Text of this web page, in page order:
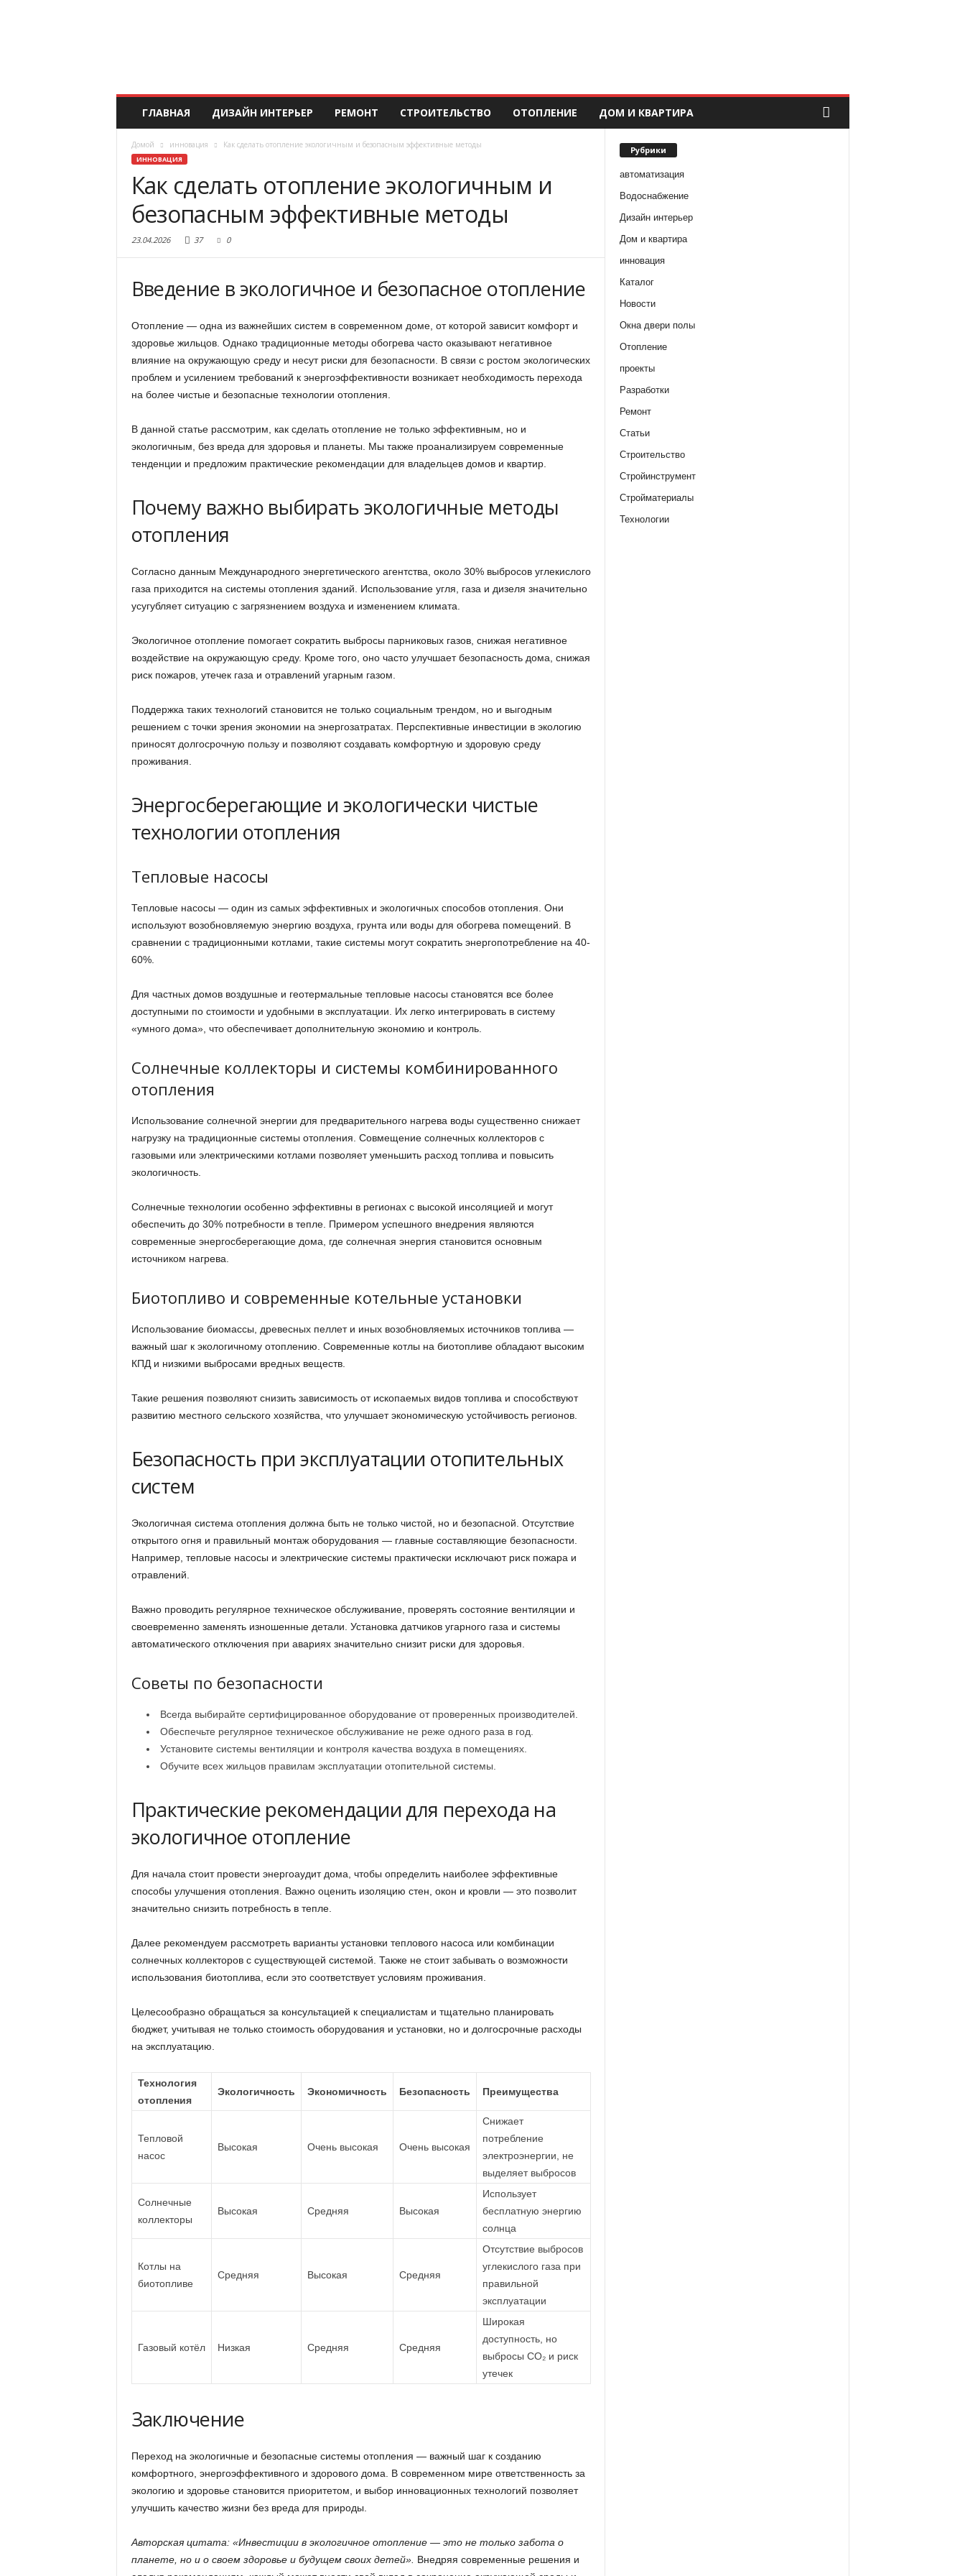
ГЛАВНАЯ ДИЗАЙН ИНТЕРЬЕР РЕМОНТ СТРОИТЕЛЬСТВО ОТОПЛЕНИЕ ДОМ И КВАРТИРА
Домой инновация Как сделать отопление экологичным и безопасным эффективные методы
ИННОВАЦИЯ
Как сделать отопление экологичным и
безопасным эффективные методы
23.04.2026 37 0
Введение в экологичное и безопасное отопление
Отопление — одна из важнейших систем в современном доме, от которой зависит комфорт и
здоровье жильцов. Однако традиционные методы обогрева часто оказывают негативное
влияние на окружающую среду и несут риски для безопасности. В связи с ростом экологических
проблем и усилением требований к энергоэффективности возникает необходимость перехода
на более чистые и безопасные технологии отопления.
В данной статье рассмотрим, как сделать отопление не только эффективным, но и
экологичным, без вреда для здоровья и планеты. Мы также проанализируем современные
тенденции и предложим практические рекомендации для владельцев домов и квартир.
Почему важно выбирать экологичные методы
отопления
Согласно данным Международного энергетического агентства, около 30% выбросов углекислого
газа приходится на системы отопления зданий. Использование угля, газа и дизеля значительно
усугубляет ситуацию с загрязнением воздуха и изменением климата.
Экологичное отопление помогает сократить выбросы парниковых газов, снижая негативное
воздействие на окружающую среду. Кроме того, оно часто улучшает безопасность дома, снижая
риск пожаров, утечек газа и отравлений угарным газом.
Поддержка таких технологий становится не только социальным трендом, но и выгодным
решением с точки зрения экономии на энергозатратах. Перспективные инвестиции в экологию
приносят долгосрочную пользу и позволяют создавать комфортную и здоровую среду
проживания.
Энергосберегающие и экологически чистые
технологии отопления
Тепловые насосы
Тепловые насосы — один из самых эффективных и экологичных способов отопления. Они
используют возобновляемую энергию воздуха, грунта или воды для обогрева помещений. В
сравнении с традиционными котлами, такие системы могут сократить энергопотребление на 40-
60%.
Для частных домов воздушные и геотермальные тепловые насосы становятся все более
доступными по стоимости и удобными в эксплуатации. Их легко интегрировать в систему
«умного дома», что обеспечивает дополнительную экономию и контроль.
Солнечные коллекторы и системы комбинированного
отопления
Использование солнечной энергии для предварительного нагрева воды существенно снижает
нагрузку на традиционные системы отопления. Совмещение солнечных коллекторов с
газовыми или электрическими котлами позволяет уменьшить расход топлива и повысить
экологичность.
Солнечные технологии особенно эффективны в регионах с высокой инсоляцией и могут
обеспечить до 30% потребности в тепле. Примером успешного внедрения являются
современные энергосберегающие дома, где солнечная энергия становится основным
источником нагрева.
Биотопливо и современные котельные установки
Использование биомассы, древесных пеллет и иных возобновляемых источников топлива —
важный шаг к экологичному отоплению. Современные котлы на биотопливе обладают высоким
КПД и низкими выбросами вредных веществ.
Такие решения позволяют снизить зависимость от ископаемых видов топлива и способствуют
развитию местного сельского хозяйства, что улучшает экономическую устойчивость регионов.
Безопасность при эксплуатации отопительных
систем
Экологичная система отопления должна быть не только чистой, но и безопасной. Отсутствие
открытого огня и правильный монтаж оборудования — главные составляющие безопасности.
Например, тепловые насосы и электрические системы практически исключают риск пожара и
отравлений.
Важно проводить регулярное техническое обслуживание, проверять состояние вентиляции и
своевременно заменять изношенные детали. Установка датчиков угарного газа и системы
автоматического отключения при авариях значительно снизит риски для здоровья.
Советы по безопасности
Всегда выбирайте сертифицированное оборудование от проверенных производителей.
Обеспечьте регулярное техническое обслуживание не реже одного раза в год.
Установите системы вентиляции и контроля качества воздуха в помещениях.
Обучите всех жильцов правилам эксплуатации отопительной системы.
Практические рекомендации для перехода на
экологичное отопление
Для начала стоит провести энергоаудит дома, чтобы определить наиболее эффективные
способы улучшения отопления. Важно оценить изоляцию стен, окон и кровли — это позволит
значительно снизить потребность в тепле.
Далее рекомендуем рассмотреть варианты установки теплового насоса или комбинации
солнечных коллекторов с существующей системой. Также не стоит забывать о возможности
использования биотоплива, если это соответствует условиям проживания.
Целесообразно обращаться за консультацией к специалистам и тщательно планировать
бюджет, учитывая не только стоимость оборудования и установки, но и долгосрочные расходы
на эксплуатацию.
Технология
отопления
Экологичность Экономичность Безопасность Преимущества
Тепловой
насос
Высокая Очень высокая Очень высокая
Снижает
потребление
электроэнергии, не
выделяет выбросов
Солнечные
коллекторы
Высокая Средняя Высокая
Использует
бесплатную энергию
солнца
Котлы на
биотопливе
Средняя Высокая Средняя
Отсутствие выбросов
углекислого газа при
правильной
эксплуатации
Газовый котёл Низкая Средняя Средняя
Широкая
доступность, но
выбросы CO₂ и риск
утечек
Заключение
Переход на экологичные и безопасные системы отопления — важный шаг к созданию
комфортного, энергоэффективного и здорового дома. В современном мире ответственность за
экологию и здоровье становится приоритетом, и выбор инновационных технологий позволяет
улучшить качество жизни без вреда для природы.
Авторская цитата: «Инвестиции в экологичное отопление — это не только забота о
планете, но и о своем здоровье и будущем своих детей». Внедряя современные решения и
Рубрики
автоматизация
Водоснабжение
Дизайн интерьер
Дом и квартира
инновация
Каталог
Новости
Окна двери полы
Отопление
проекты
Разработки
Ремонт
Статьи
Строительство
Стройинструмент
Стройматериалы
Технологии